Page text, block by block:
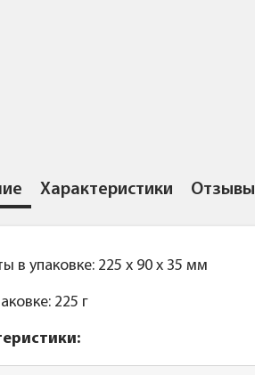
Характеристики Отзывы
в упаковке: 225 x 90 x 35 мм
225 г